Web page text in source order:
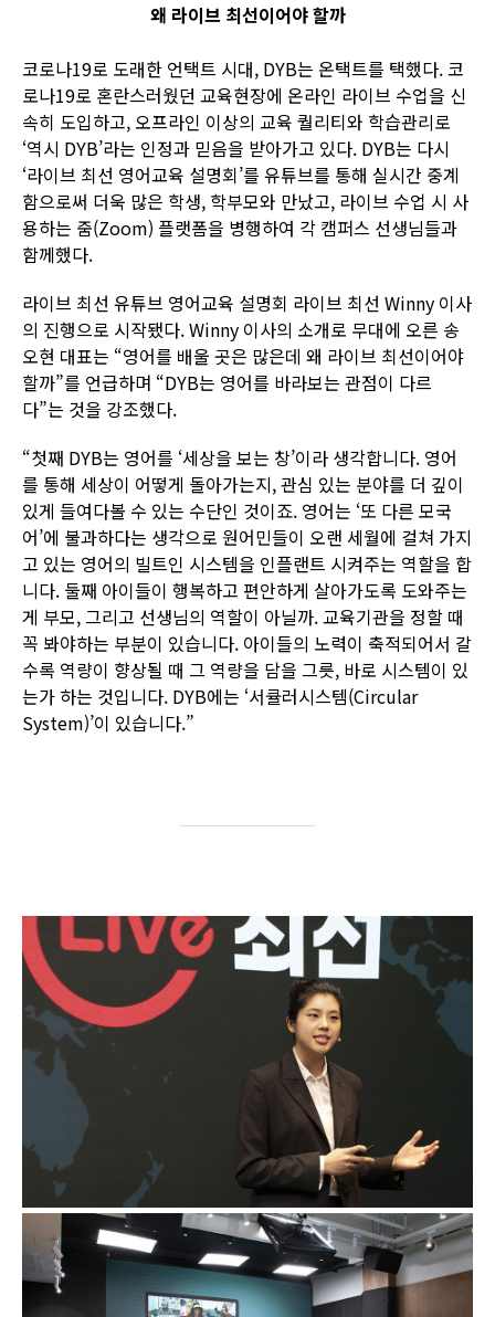
왜 라이브 최선이어야 할까
코로나19로 도래한 언택트 시대, DYB는 온택트를 택했다. 코
로나19로 혼란스러웠던 교육현장에 온라인 라이브 수업을 신
속히 도입하고, 오프라인 이상의 교육 퀄리티와 학습관리로
‘역시 DYB’라는 인정과 믿음을 받아가고 있다. DYB는 다시
‘라이브 최선 영어교육 설명회’를 유튜브를 통해 실시간 중계
함으로써 더욱 많은 학생, 학부모와 만났고, 라이브 수업 시 사
용하는 줌(Zoom) 플랫폼을 병행하여 각 캠퍼스 선생님들과
함께했다.
라이브 최선 유튜브 영어교육 설명회 라이브 최선 Winny 이사
의 진행으로 시작됐다. Winny 이사의 소개로 무대에 오른 송
오현 대표는 “영어를 배울 곳은 많은데 왜 라이브 최선이어야
할까”를 언급하며 “DYB는 영어를 바라보는 관점이 다르
다”는 것을 강조했다.
“첫째 DYB는 영어를 ‘세상을 보는 창’이라 생각합니다. 영어
를 통해 세상이 어떻게 돌아가는지, 관심 있는 분야를 더 깊이
있게 들여다볼 수 있는 수단인 것이죠. 영어는 ‘또 다른 모국
어’에 불과하다는 생각으로 원어민들이 오랜 세월에 걸쳐 가지
고 있는 영어의 빌트인 시스템을 인플랜트 시켜주는 역할을 합
니다. 둘째 아이들이 행복하고 편안하게 살아가도록 도와주는
게 부모, 그리고 선생님의 역할이 아닐까. 교육기관을 정할 때
꼭 봐야하는 부분이 있습니다. 아이들의 노력이 축적되어서 갈
수록 역량이 향상될 때 그 역량을 담을 그릇, 바로 시스템이 있
는가 하는 것입니다. DYB에는 ‘서큘러시스템(Circular
System)’이 있습니다.”